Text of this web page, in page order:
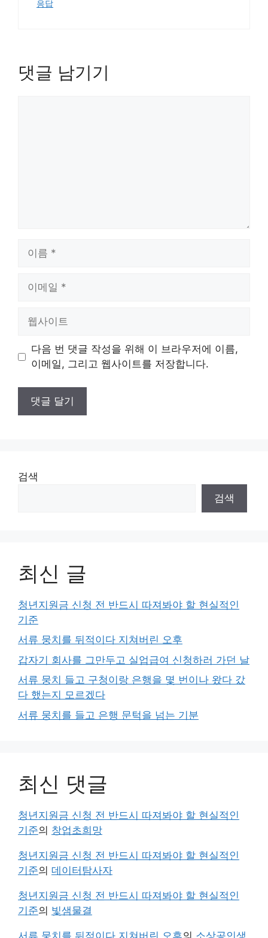
응답
댓글 남기기
트
다음 번 댓글 작성을 위해 이 브라우저에 이름,
이메일, 그리고 웹사이트를 저장합니다.
검색
검색
최신 글
청년지원금 신청 전 반드시 따져봐야 할 현실적인
기준
서류 뭉치를 뒤적이다 지쳐버린 오후
갑자기 회사를 그만두고 실업급여 신청하러 가던 날
서류 뭉치 들고 구청이랑 은행을 몇 번이나 왔다 갔
다 했는지 모르겠다
서류 뭉치를 들고 은행 문턱을 넘는 기분
최신 댓글
청년지원금 신청 전 반드시 따져봐야 할 현실적인
기준의 창업초희망
청년지원금 신청 전 반드시 따져봐야 할 현실적인
기준의 데이터탐사자
청년지원금 신청 전 반드시 따져봐야 할 현실적인
기준의 빛샘물결
서류 뭉치를 뒤적이다 지쳐버린 오후의 소상공인생